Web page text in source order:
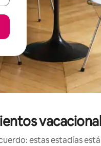
estas estadías